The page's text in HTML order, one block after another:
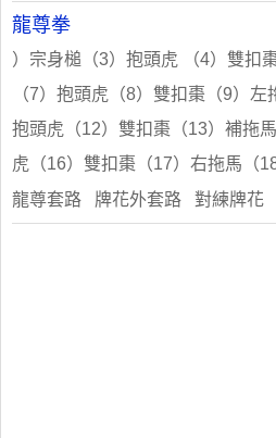
龍尊拳
）宗身槌（3）抱頭虎 （4）雙扣
（7）抱頭虎（8）雙扣棗（9）左
抱頭虎（12）雙扣棗（13）補拖
虎（16）雙扣棗（17）右拖馬（
龍尊套路 牌花外套路 對練牌花